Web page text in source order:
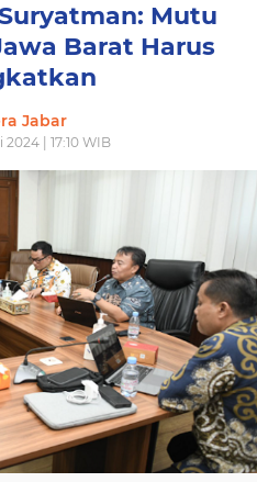
Mutu
Barat Harus
Jabar
| 17:10 WIB